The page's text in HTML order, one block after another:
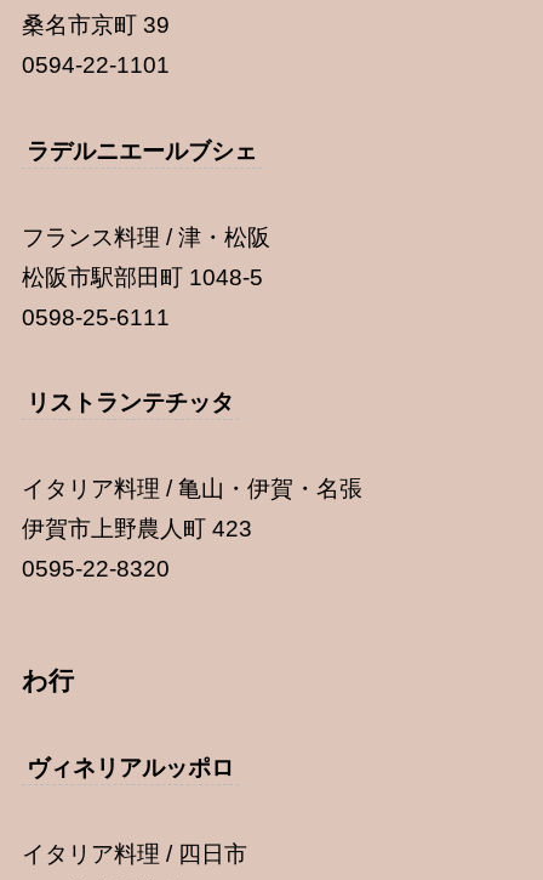
桑名市京町 39
0594-22-1101
ラデルニエールブシェ
フランス料理 / 津・松阪
松阪市駅部田町 1048-5
0598-25-6111
リストランテチッタ
イタリア料理 / 亀山・伊賀・名張
伊賀市上野農人町 423
0595-22-8320
わ行
ヴィネリアルッポロ
イタリア料理 / 四日市